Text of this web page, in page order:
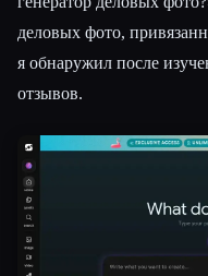
деловых фото,
я обнаружил после
отзывов.